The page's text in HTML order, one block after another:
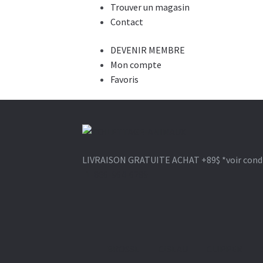
Trouver un magasin
Contact
DEVENIR MEMBRE
Mon compte
Favoris
Aller
la
Aller
contenu
LIVRAISON GRATUITE ACHAT +89$ *voir